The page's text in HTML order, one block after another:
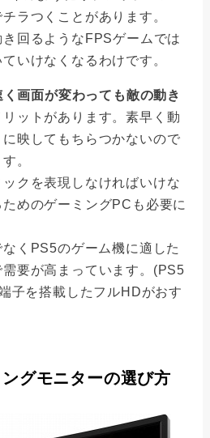
ラつくことがあります。
回るようなFPSゲームでは
いけなくなるわけです。
画面が変わっても敵の動き
リットがあります。素早く動
映してもちらつかないので
。
クを表現しなければいけな
めのゲーミングPCも必要に
くPS5のゲーム機に適した
要が高まっています。(PS5
子を搭載したフルHDがおす
グモニターの選び方